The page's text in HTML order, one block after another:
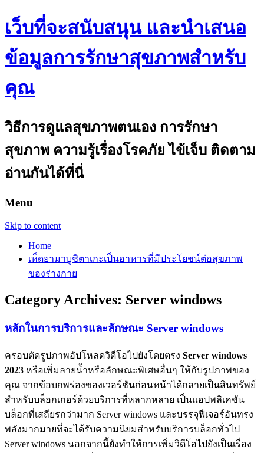
เว็บที่จะสนับสนุน และนำเสนอ
ข้อมูลการรักษาสุขภาพสำหรับ
คุณ
วิธีการดูแลสุขภาพตนเอง การรักษา
สุขภาพ ความรู้เรื่องโรคภัย ไข้เจ็บ ติดตาม
อ่านกันได้ที่นี่
Menu
Skip to content
Home
เห็ดยามาบูชิตาเกะเป็นอาหารที่มีประโยชน์ต่อสุขภาพ
ของร่างกาย
Category Archives: Server windows
หลักในการบริการและลักษณะ Server windows
ครอบตัดรูปภาพอัปโหลดวิดีโอไปยังโดยตรง Server windows
2023 หรือเพิ่มลายน้ำหรือลักษณะพิเศษอื่นๆ ให้กับรูปภาพของ
คุณ จากข้อบกพร่องของเวอร์ชันก่อนหน้าได้กลายเป็นสินทรัพย์
สำหรับบล็อกเกอร์ด้วยบริการที่หลากหลาย เป็นแอปพลิเคชัน
บล็อกที่เสถียรกว่ามาก Server windows และบรรจุฟีเจอร์อันทรง
พลังมากมายที่จะได้รับความนิยมสำหรับบริการบล็อกทั่วไป
Server windows นอกจากนี้ยังทำให้การเพิ่มวิดีโอไปยังเป็นเรื่อง